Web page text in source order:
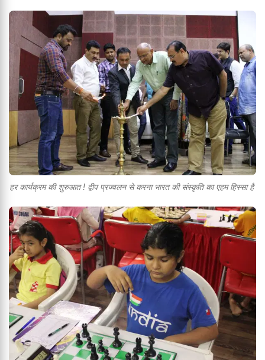
हर कार्यक्रम की शुरुआत ! द्वीप प्रज्वलन से करना भारत की संस्कृति का एहम हिस्सा है